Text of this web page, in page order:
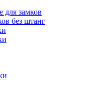
замков
без штанг